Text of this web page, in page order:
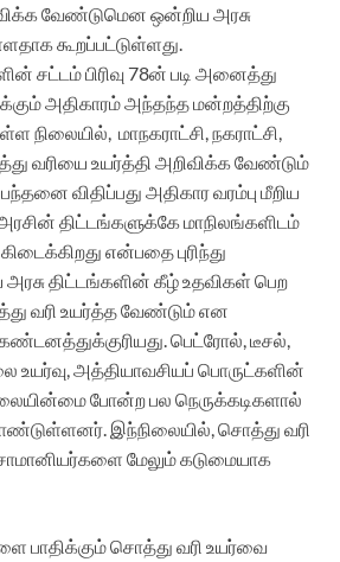
வேண்டுமென ஒன்றிய அரசு
கூறப்பட்டுள்ளது.
சட்டம் பிரிவு 78ன் படி அனைத்து
அதிகாரம் அந்தந்த மன்றத்திற்கு
நிலையில், மாநகராட்சி, நகராட்சி,
வரியை உயர்த்தி அறிவிக்க வேண்டும்
விதிப்பது அதிகார வரம்பு மீறிய
திட்டங்களுக்கே மாநிலங்களிடம்
என்பதை புரிந்து
திட்டங்களின் கீழ் உதவிகள் பெற
வரி உயர்த்த வேண்டும் என
பெட்ரோல், டீசல்,
உயர்வு, அத்தியாவசியப் பொருட்களின்
போன்ற பல நெருக்கடிகளால்
இந்நிலையில், சொத்து வரி
சாமானியர்களை மேலும் கடுமையாக
பாதிக்கும் சொத்து வரி உயர்வை